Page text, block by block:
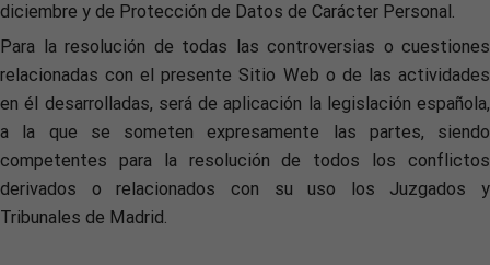
diciembre y de Protección de Datos de Carácter Personal.
Para la resolución de todas las controversias o cuestiones
relacionadas con el presente Sitio Web o de las actividades
en él desarrolladas, será de aplicación la legislación española,
a la que se someten expresamente las partes, siendo
competentes para la resolución de todos los conflictos
derivados o relacionados con su uso los Juzgados y
Tribunales de Madrid.